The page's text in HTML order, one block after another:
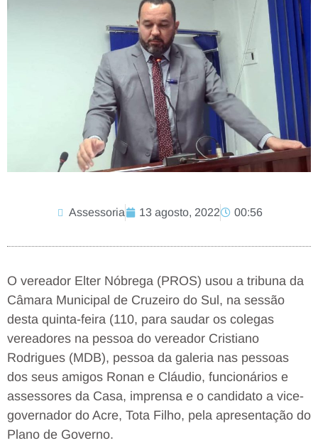
Assessoria 13 agosto, 2022 00:56
O vereador Elter Nóbrega (PROS) usou a tribuna da
Câmara Municipal de Cruzeiro do Sul, na sessão
desta quinta-feira (110, para saudar os colegas
vereadores na pessoa do vereador Cristiano
Rodrigues (MDB), pessoa da galeria nas pessoas
dos seus amigos Ronan e Cláudio, funcionários e
assessores da Casa, imprensa e o candidato a vice-
governador do Acre, Tota Filho, pela apresentação do
Plano de Governo.